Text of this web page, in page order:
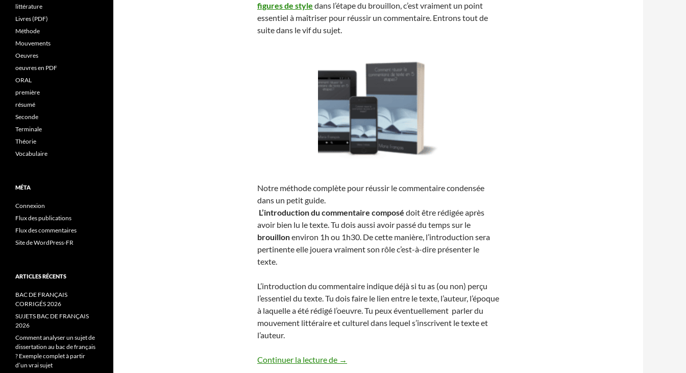
figures de style dans l’étape du brouillon, c’est vraiment un point
essentiel à maîtriser pour réussir un commentaire. Entrons tout de
suite dans le vif du sujet.
Notre méthode complète pour réussir le commentaire condensée
dans un petit guide.
L’introduction du commentaire composé doit être rédigée après
avoir bien lu le texte. Tu dois aussi avoir passé du temps sur le
brouillonenviron 1h ou 1h30. De cette manière, l’introduction sera
pertinente elle jouera vraiment son rôle c’est-à-dire présenter le
texte.
L’introduction du commentaire indique déjà si tu as (ou non) perçu
l’essentiel du texte. Tu dois faire le lien entre le texte, l’auteur, l’époque
à laquelle a été rédigé l’oeuvre. Tu peux éventuellement parler du
mouvement littéraire et culturel dans lequel s’inscrivent le texte et
l’auteur.
Continuer la lecture de INTRODUCTION COMMENTAIRE
→
littérature
Livres (PDF)
Méthode
Mouvements
Oeuvres
oeuvres en PDF
ORAL
première
résumé
Seconde
Terminale
Théorie
Vocabulaire
MÉTA
Connexion
Flux des publications
Flux des commentaires
Site de WordPress-FR
ARTICLES RÉCENTS
BAC DE FRANÇAIS
CORRIGÉS 2026
SUJETS BAC DE FRANÇAIS
2026
Comment analyser un sujet de
dissertation au bac de français
? Exemple complet à partir
d’un vrai sujet